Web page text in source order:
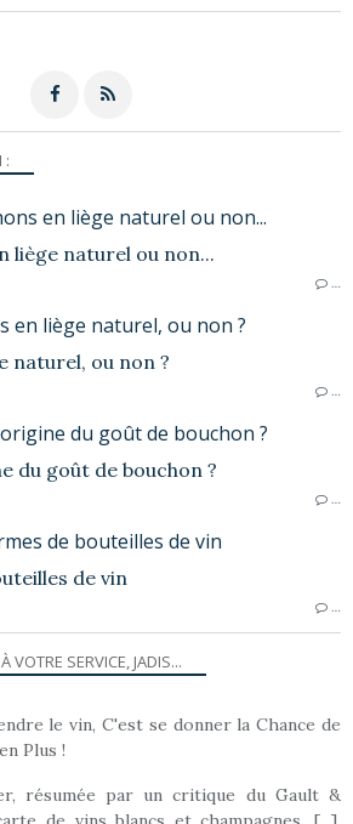
:
en liège naturel ou non...
en liège naturel, ou non ?
du goût de bouchon ?
de bouteilles de vin
VOTRE SERVICE, JADIS...
le vin, C'est se donner la Chance de
Plus !
résumée par un critique du Gault &